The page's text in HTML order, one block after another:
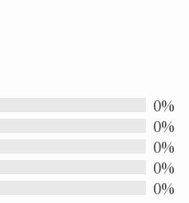
0%
0%
0%
0%
0%